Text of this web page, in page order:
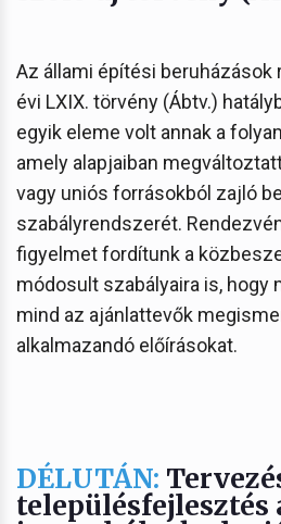
Az állami építési beruházások
évi LXIX. törvény (Ábtv.)
egyik eleme volt annak a
amely alapjaiban
vagy uniós forrásokból zajló
szabályrendszerét.
figyelmet fordítunk a
módosult szabályaira is, hogy
mind az ajánlattevők
alkalmazandó előírásokat.
DÉLUTÁN:
településfejlesztés